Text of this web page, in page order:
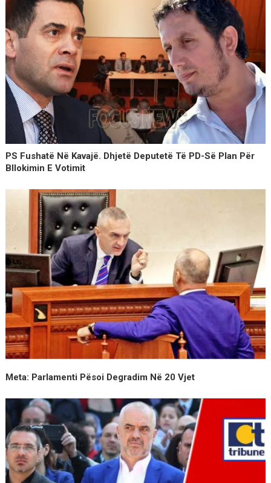
PS Fushatë Në Kavajë. Dhjetë Deputetë Të PD-Së Plan Për
Bllokimin E Votimit
Meta: Parlamenti Pësoi Degradim Në 20 Vjet